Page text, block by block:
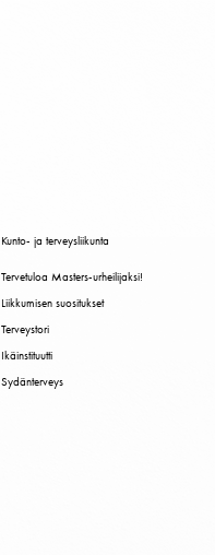
Kunto- ja terveysliikunta
Tervetuloa Masters-urheilijaksi!
Liikkumisen suositukset
Terveystori
Ikäinstituutti
Sydänterveys